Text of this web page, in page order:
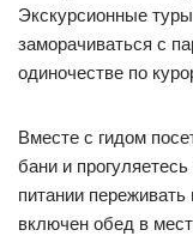
Экскурсионные
заморачиваться с
одиночестве по
Вместе с гидом
бани и
питании
включен обед в